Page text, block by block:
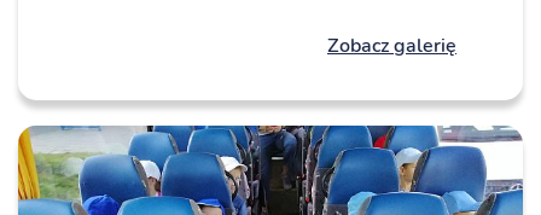
Zobacz galerię